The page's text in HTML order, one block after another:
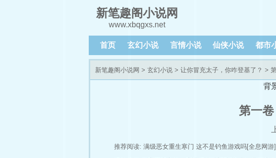
新笔趣阁小说网
www.xbqgxs.net
首页 玄幻小说 言情小说 仙侠小说 都市
新笔趣阁小说网 > 玄幻小说 > 让你冒充太子，你咋登基了？ >
背
第一卷
推荐阅读: 满级恶女重生寒门 这不是钓鱼游戏吗[全息网游]